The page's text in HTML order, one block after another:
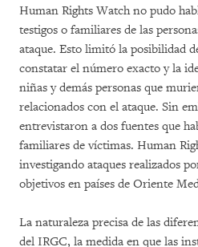
Human Rights Watch no pudo
testigos o familiares de las
ataque. Esto limitó la posibilidad
constatar el número exacto y la
niñas y demás personas que
relacionados con el ataque. Sin
entrevistaron a dos fuentes que
familiares de víctimas. Human
investigando ataques realizados
objetivos en países de Oriente
La naturaleza precisa de las
del IRGC, la medida en que las